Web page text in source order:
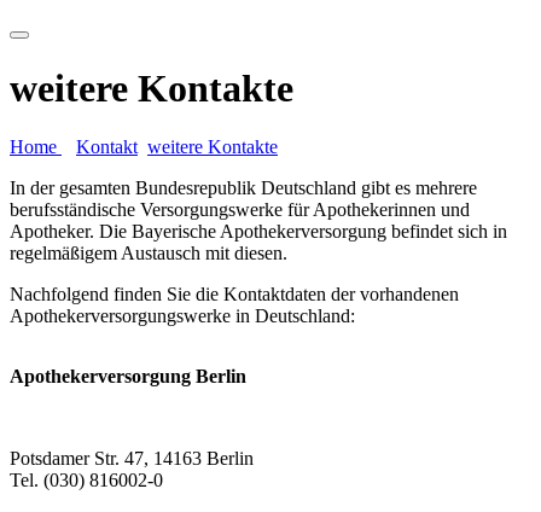
weitere Kontakte
Home Kontakt weitere Kontakte
In der gesamten Bundesrepublik Deutschland gibt es mehrere
berufsständische Versorgungswerke für Apothekerinnen und
Apotheker. Die Bayerische Apothekerversorgung befindet sich in
regelmäßigem Austausch mit diesen.
Nachfolgend finden Sie die Kontaktdaten der vorhandenen
Apothekerversorgungswerke in Deutschland:
Apothekerversorgung Berlin
Potsdamer Str. 47, 14163 Berlin
Tel. (030) 816002-0